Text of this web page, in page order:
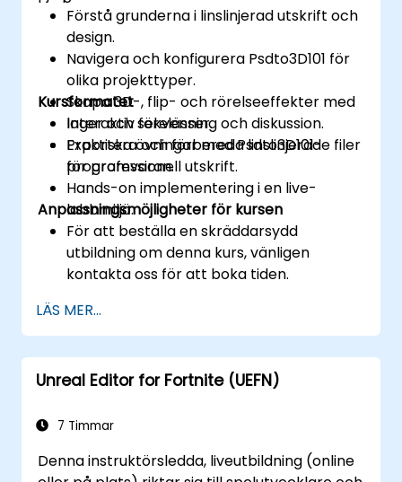
Förstå grunderna i linslinjerad utskrift och
design.
Navigera och konfigurera Psdto3D101 för
olika projekttyper.
Skapa 3D-, flip- och rörelseeffekter med
lager och sekvenser.
Exportera och förbereda linslinjerade filer
för professionell utskrift.
Kursformatet
Interaktiv föreläsning och diskussion.
Praktiska övningar med Psdto3D101-
programvaran.
Hands-on implementering i en live-
labbmiljö.
Anpassningsmöjligheter för kursen
För att beställa en skräddarsydd
utbildning om denna kurs, vänligen
kontakta oss för att boka tiden.
LÄS MER...
Unreal Editor for Fortnite (UEFN)
7 Timmar
Denna instruktörsledda, liveutbildning (online